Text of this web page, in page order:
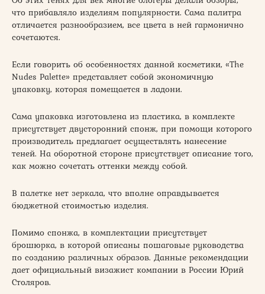
что прибавляло изделиям популярности. Сама палитра
отличается разнообразием, все цвета в ней гармонично
сочетаются.
Если говорить об особенностях данной косметики, «The
Nudes Palette» представляет собой экономичную
упаковку, которая помещается в ладони.
Сама упаковка изготовлена из пластика, в комплекте
присутствует двусторонний спонж, при помощи которого
производитель предлагает осуществлять нанесение
теней. На оборотной стороне присутствует описание того,
как можно сочетать оттенки между собой.
В палетке нет зеркала, что вполне оправдывается
бюджетной стоимостью изделия.
Помимо спонжа, в комплектации присутствует
брошюрка, в которой описаны пошаговые руководства
по созданию различных образов. Данные рекомендации
дает официальный визажист компании в России Юрий
Столяров.